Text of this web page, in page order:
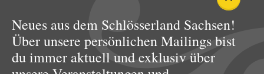
Neues aus dem Schlösserland Sachsen!
Über unsere persönlichen Mailings bist
du immer aktuell und exklusiv über